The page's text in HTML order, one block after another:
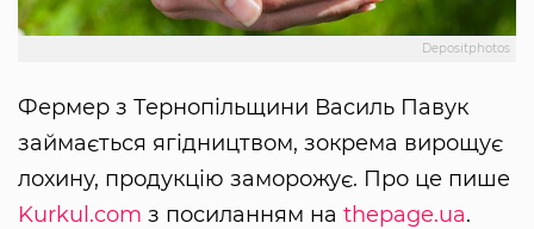
Depositphotos
Фермер з Тернопільщини Василь Павук
займається ягідництвом, зокрема вирощує
лохину, продукцію заморожує. Про це пише
Kurkul.com з посиланням на thepage.ua.